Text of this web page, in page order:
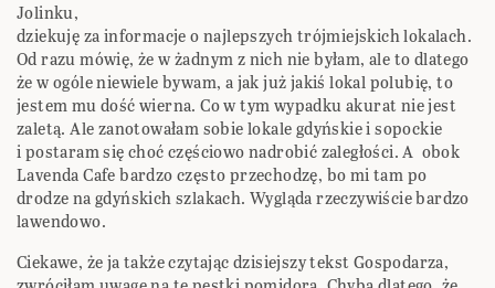
Jolinku,
dziekuję za informacje o najlepszych trójmiejskich lokalach.
Od razu mówię, że w żadnym z nich nie byłam, ale to dlatego
że w ogóle niewiele bywam, a jak już jakiś lokal polubię, to
jestem mu dość wierna. Co w tym wypadku akurat nie jest
zaletą. Ale zanotowałam sobie lokale gdyńskie i sopockie
i postaram się choć częściowo nadrobić zaległości. A obok
Lavenda Cafe bardzo często przechodzę, bo mi tam po
drodze na gdyńskich szlakach. Wygląda rzeczywiście bardzo
lawendowo.
Ciekawe, że ja także czytając dzisiejszy tekst Gospodarza,